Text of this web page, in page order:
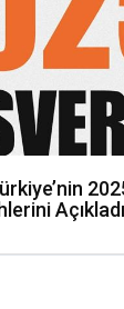
Açıkladı